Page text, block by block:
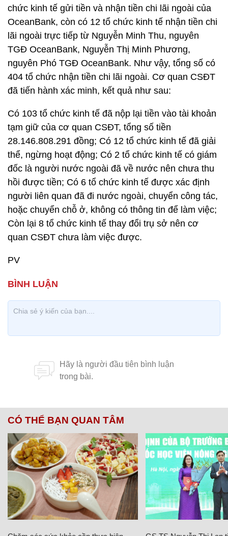
chức kinh tế gửi tiền và nhận tiền chi lãi ngoài của
OceanBank, còn có 12 tổ chức kinh tế nhận tiền chi
lãi ngoài trực tiếp từ Nguyễn Minh Thu, nguyên
TGĐ OceanBank, Nguyễn Thị Minh Phương,
nguyên Phó TGĐ OceanBank. Như vậy, tổng số có
404 tổ chức nhận tiền chi lãi ngoài. Cơ quan CSĐT
đã tiến hành xác minh, kết quả như sau:
Có 103 tổ chức kinh tế đã nộp lại tiền vào tài khoản
tạm giữ của cơ quan CSĐT, tổng số tiền
28.146.808.291 đồng; Có 12 tổ chức kinh tế đã giải
thể, ngừng hoạt động; Có 2 tổ chức kinh tế có giám
đốc là người nước ngoài đã về nước nên chưa thu
hồi được tiền; Có 6 tổ chức kinh tế được xác định
người liên quan đã đi nước ngoài, chuyển công tác,
hoặc chuyển chỗ ở, không có thông tin để làm việc;
Còn lại 8 tổ chức kinh tế thay đổi trụ sở nên cơ
quan CSĐT chưa làm việc được.
PV
CÓ THỂ BẠN QUAN TÂM